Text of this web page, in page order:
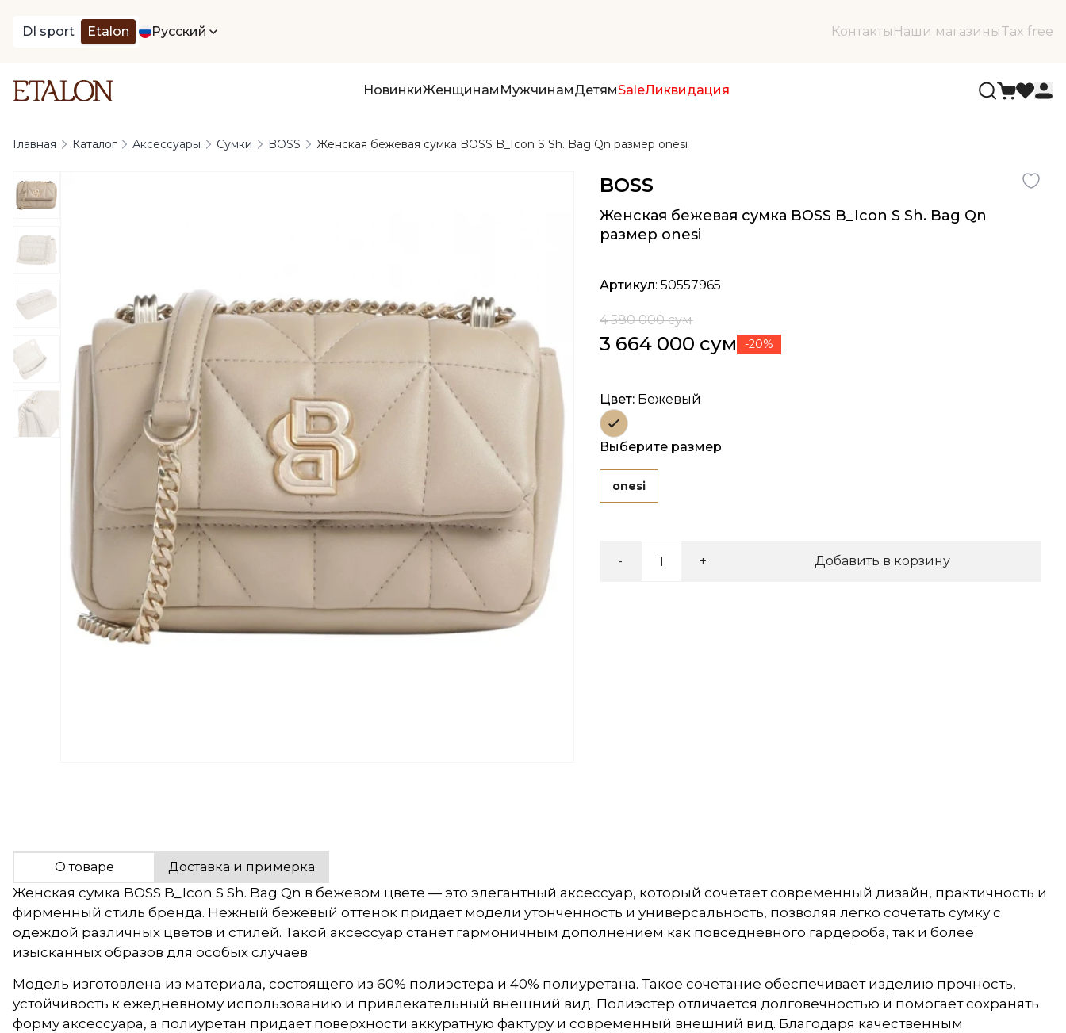
DI sport Etalon Русский Контакты Наши магазиныTax free
НовинкиЖенщинам МужчинамДетямSaleЛиквидация
Главная Каталог Аксессуары Сумки BOSS Женская бежевая сумка BOSS B_Icon S Sh. Bag Qn размер onesi
BOSS
Женская бежевая сумка BOSS B_Icon S Sh. Bag Qn
размер onesi
Артикул: 50557965
4 580 000 сум
3 664 000 сум -20%
Цвет: Бежевый
Выберите размер
onesi
- + Добавить в корзину
О товаре Доставка и примерка
Женская сумка BOSS B_Icon S Sh. Bag Qn в бежевом цвете — это элегантный аксессуар, который сочетает современный дизайн, практичность и
фирменный стиль бренда. Нежный бежевый оттенок придает модели утонченность и универсальность, позволяя легко сочетать сумку с
одеждой различных цветов и стилей. Такой аксессуар станет гармоничным дополнением как повседневного гардероба, так и более
изысканных образов для особых случаев.
Модель изготовлена из материала, состоящего из 60% полиэстера и 40% полиуретана. Такое сочетание обеспечивает изделию прочность,
устойчивость к ежедневному использованию и привлекательный внешний вид. Полиэстер отличается долговечностью и помогает сохранять
форму аксессуара, а полиуретан придает поверхности аккуратную фактуру и современный внешний вид. Благодаря качественным